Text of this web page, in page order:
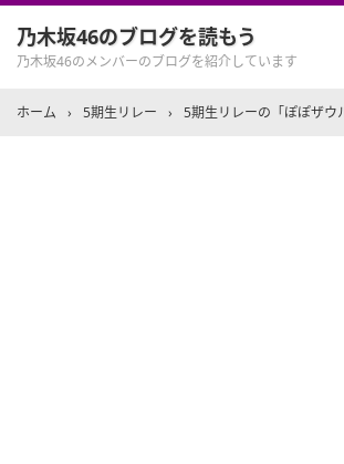
乃木坂46のブログを読もう
乃木坂46のメンバーのブログを紹介しています
ホーム › 5期生リレー › 5期生リレーの「ぽぽザ